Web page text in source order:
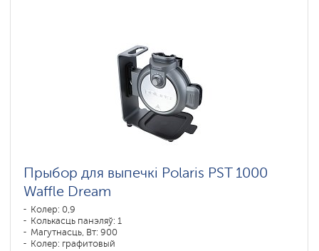
Прыбор для выпечкі Polaris PST 1000
Waffle Dream
Колер: 0,9
Колькасць панэляў: 1
Магутнасць, Вт: 900
Колер: графитовый